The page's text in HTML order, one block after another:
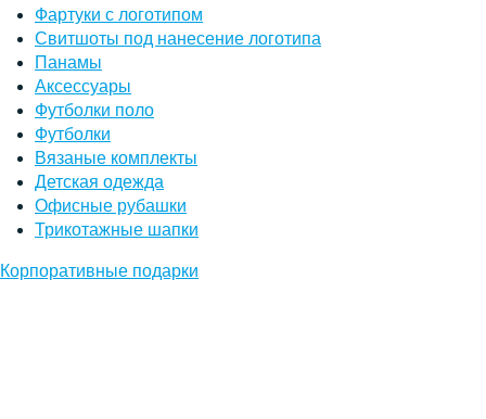
Фартуки с логотипом
Свитшоты под нанесение логотипа
Панамы
Аксессуары
Футболки поло
Футболки
Вязаные комплекты
Детская одежда
Офисные рубашки
Трикотажные шапки
Корпоративные подарки